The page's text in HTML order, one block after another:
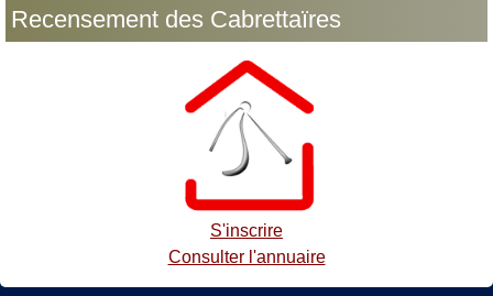
Recensement des Cabrettaïres
S'inscrire
Consulter l'annuaire